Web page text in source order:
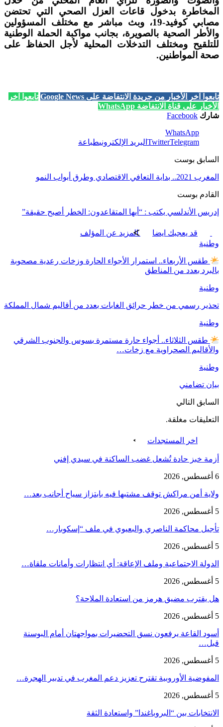
المخاطرة بدخول قاعات العزل الصحي التي تحتضن
مصابي كوفيد-19، وبث مباشر مع مختلف المسؤولين
والأطر الصحية بالصويرة، بجانب مواكبة الحملة الوطنية
للتلقيح ومختلف التدخلات المحلية لأجل الحفاظ على
صحة المواطنين.
تابعوا آخر الأخبار من جريدة الانتفاضة على Google News
تابعوا آخر
الأخبار على قناة الانتفاضة WhatsApp
شارك Facebook
WhatsApp
TwitterTelegram البريد الإلكترونيطباعة
السابق بوست
المغرب 2021.. بداية التعافي الاقتصادي وطرق أبواب النمو
القادم بوست
إدريس الأندلسي يكتب : “أيها المتقاعدون: الخطر أصبح حقيقة”
قد يعجبك ايضا
المزيد عن المؤلف
وطنية
طقس الأربعاء.. استمرار الأجواء الحارة وزخات رعدية مصحوبة
بالبرد بعدد من المناطق
وطنية
تحذير رسمي من خطر حرائق الغابات بعدد من أقاليم شمال المملكة
وطنية
طقس الثلاثاء.. أجواء حارة مستمرة بسوس والجنوب الشرقي
والأقاليم الصحراوية مع زخات…
وطنية
بيان تضامني
السابق التالي
التعليقات مغلقة.
اخر المستجدات
أزمة خبز حادة تُشعل غضب الساكنة في سيدي إفني
6 أغسطس, 2026
ولاية أمن مراكش توقف مشتبها فيه بابتزاز سياح أجانب بعد…
5 أغسطس, 2026
تأجيل محاكمة الناصري والبعيوي في ملف “إسكوبار…
5 أغسطس, 2026
الدولة الاجتماعية وملف الإعاقة: أي انتظارات وأمانات ملقاة…
5 أغسطس, 2026
هل يقترب مضيق هرمز من استعادة الملاحة؟
5 أغسطس, 2026
أسود القاعة يرفعون نسق التحضيرات بمواجهتان أمام البوسنة
قبل…
5 أغسطس, 2026
المفوضية الأوروبية تقترح تعزيز دعم المغرب في تدبير الهجرة…
5 أغسطس, 2026
الانتخابات بين “البروباغندا” واستعادة الثقة